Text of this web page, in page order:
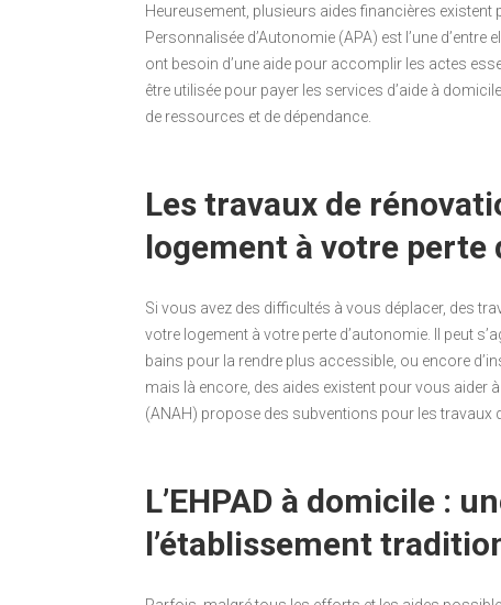
Heureusement, plusieurs aides financières
Personnalisée d’Autonomie (APA) est l’une
ont besoin d’une aide pour accomplir les actes
être utilisée pour payer les services d’aide à
de ressources et de dépendance.
Les travaux de
logement à votre perte
Si vous avez des difficultés à vous déplacer, des
votre logement à votre perte d’autonomie. Il peut
bains pour la rendre plus accessible, ou encore
mais là encore, des aides existent pour vous aider
(ANAH) propose des subventions pour les travaux
L’EHPAD à domicile :
l’établissement